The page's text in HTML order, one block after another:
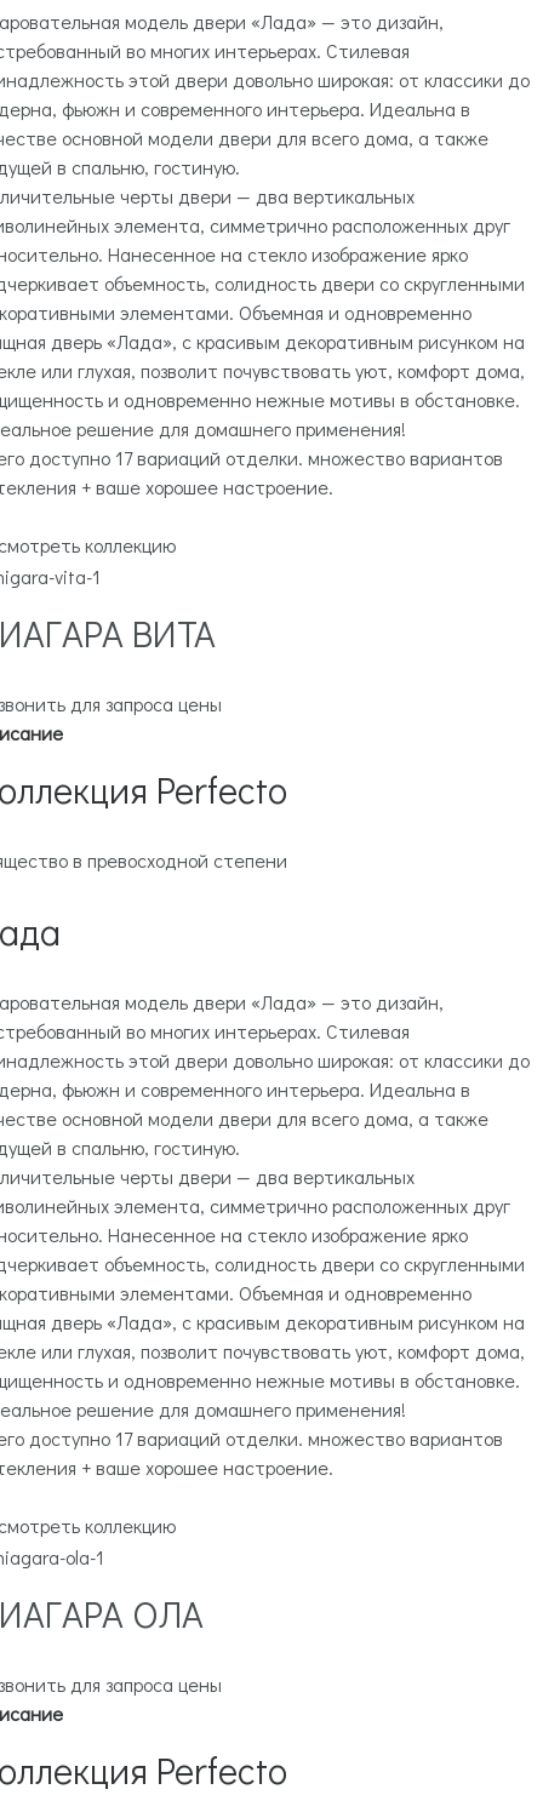
модель двери «Лада» — это дизайн,
во многих интерьерах. Стилевая
этой двери довольно широкая: от классики до
фьюжн и современного интерьера. Идеальна в
основной модели двери для всего дома, а также
в спальню, гостиную.
черты двери — два вертикальных
элемента, симметрично расположенных друг
Нанесенное на стекло изображение ярко
объемность, солидность двери со скругленными
элементами. Объемная и одновременно
дверь «Лада», с красивым декоративным рисунком на
или глухая, позволит почувствовать уют, комфорт дома,
и одновременно нежные мотивы в обстановке.
решение для домашнего применения!
доступно 17 вариаций отделки. множество вариантов
+ ваше хорошее настроение.
коллекцию
ВИТА
для запроса цены
Perfecto
в превосходной степени
модель двери «Лада» — это дизайн,
во многих интерьерах. Стилевая
этой двери довольно широкая: от классики до
фьюжн и современного интерьера. Идеальна в
основной модели двери для всего дома, а также
в спальню, гостиную.
черты двери — два вертикальных
элемента, симметрично расположенных друг
Нанесенное на стекло изображение ярко
объемность, солидность двери со скругленными
элементами. Объемная и одновременно
дверь «Лада», с красивым декоративным рисунком на
или глухая, позволит почувствовать уют, комфорт дома,
и одновременно нежные мотивы в обстановке.
решение для домашнего применения!
доступно 17 вариаций отделки. множество вариантов
+ ваше хорошее настроение.
коллекцию
ОЛА
для запроса цены
Perfecto